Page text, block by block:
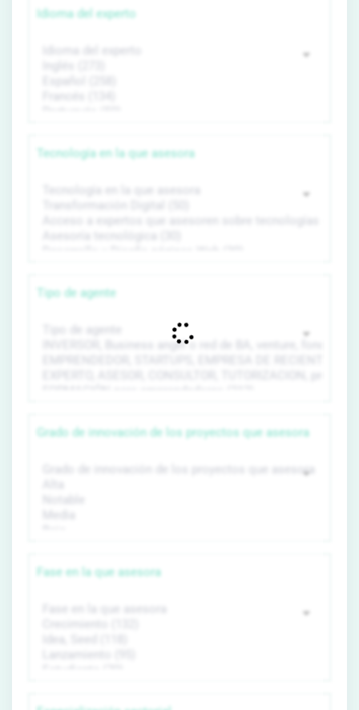
Idioma del experto
Tecnología en la que asesora
Tipo de agente
Grado de innovación de los proyectos que asesora
Fase en la que asesora